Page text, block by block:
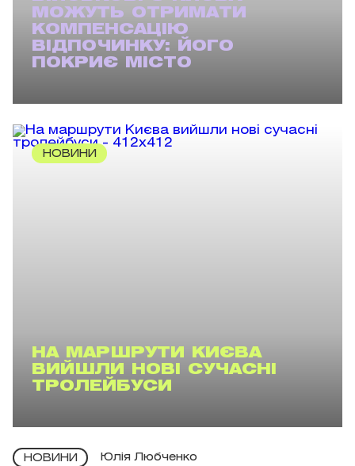
МОЖУТЬ ОТРИМАТИ
КОМПЕНСАЦІЮ
ВІДПОЧИНКУ: ЙОГО
ПОКРИЄ МІСТО
НОВИНИ
НА МАРШРУТИ КИЄВА
ВИЙШЛИ НОВІ СУЧАСНІ
ТРОЛЕЙБУСИ
НОВИНИ Юлія Любченко